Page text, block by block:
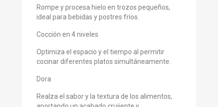
Rompe y procesa hielo en trozos pequeños,
ideal para bebidas y postres fríos.
Cocción en 4 niveles
Optimiza el espacio y el tiempo al permitir
cocinar diferentes platos simultáneamente.
Dora
Realza el sabor y la textura de los alimentos,